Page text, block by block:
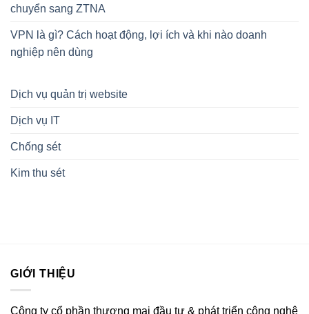
chuyển sang ZTNA
VPN là gì? Cách hoạt động, lợi ích và khi nào doanh
nghiệp nên dùng
Dịch vụ quản trị website
Dịch vụ IT
Chống sét
Kim thu sét
GIỚI THIỆU
Công ty cổ phần thương mại đầu tư & phát triển công nghệ